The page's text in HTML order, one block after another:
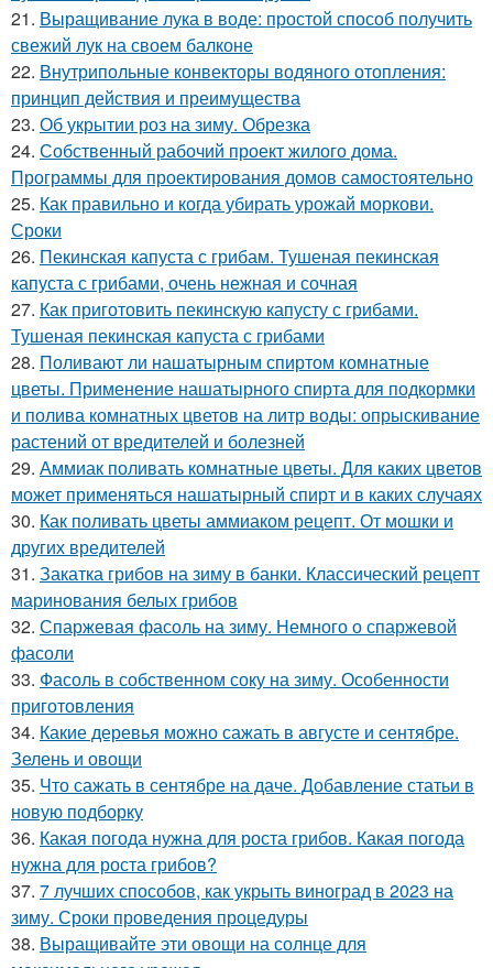
21. Выращивание лука в воде: простой способ получить
свежий лук на своем балконе
22. Внутрипольные конвекторы водяного отопления:
принцип действия и преимущества
23. Об укрытии роз на зиму. Обрезка
24. Собственный рабочий проект жилого дома.
Программы для проектирования домов самостоятельно
25. Как правильно и когда убирать урожай моркови.
Сроки
26. Пекинская капуста с грибам. Тушеная пекинская
капуста с грибами, очень нежная и сочная
27. Как приготовить пекинскую капусту с грибами.
Тушеная пекинская капуста с грибами
28. Поливают ли нашатырным спиртом комнатные
цветы. Применение нашатырного спирта для подкормки
и полива комнатных цветов на литр воды: опрыскивание
растений от вредителей и болезней
29. Аммиак поливать комнатные цветы. Для каких цветов
может применяться нашатырный спирт и в каких случаях
30. Как поливать цветы аммиаком рецепт. От мошки и
других вредителей
31. Закатка грибов на зиму в банки. Классический рецепт
маринования белых грибов
32. Спаржевая фасоль на зиму. Немного о спаржевой
фасоли
33. Фасоль в собственном соку на зиму. Особенности
приготовления
34. Какие деревья можно сажать в августе и сентябре.
Зелень и овощи
35. Что сажать в сентябре на даче. Добавление статьи в
новую подборку
36. Какая погода нужна для роста грибов. Какая погода
нужна для роста грибов?
37. 7 лучших способов, как укрыть виноград в 2023 на
зиму. Сроки проведения процедуры
38. Выращивайте эти овощи на солнце для